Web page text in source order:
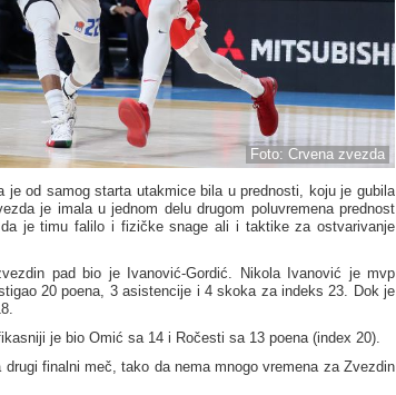
Foto: Crvena zvezda
je od samog starta utakmice bila u prednosti, koju je gubila
je imala u jednom delu drugom poluvremena prednost
je timu falilo i fizičke snage ali i taktike za ostvarivanje
pad bio je Ivanović-Gordić. Nikola Ivanović je mvp
20 poena, 3 asistencije i 4 skoka za indeks 23. Dok je
je bio Omić sa 14 i Ročesti sa 13 poena (index 20).
finalni meč, tako da nema mnogo vremena za Zvezdin